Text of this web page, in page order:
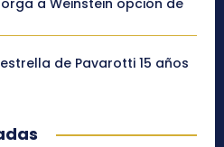
a Weinstein opción de
de Pavarotti 15 años